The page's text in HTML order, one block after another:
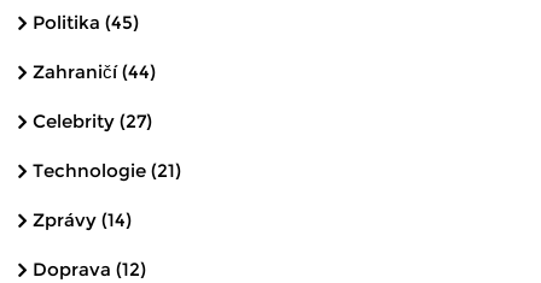
Politika (45)
Zahraničí(44)
Celebrity (27)
Technologie (21)
Zprávy (14)
Doprava (12)